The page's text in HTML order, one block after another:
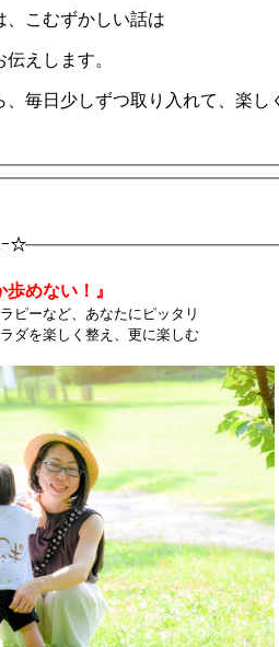
、こむずかしい話は
えします。
、毎日少しずつ取り入れて、楽
ｰ☆
めない！』
ピーなど、あなたにピッタリ
ダを楽しく整え、更に楽しむ